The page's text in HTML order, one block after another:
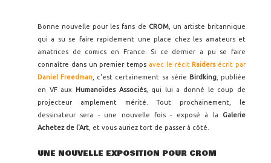
Bonne nouvelle pour les fans de CROM, un artiste britannique
qui a su se faire rapidement une place chez les amateurs et
amatrices de comics en France. Si ce dernier a pu se faire
connaître dans un premier temps avec le récitRaiders écrit par
Daniel Freedman , c'est certainement sa série Birdking, publiée
en VF aux Humanoïdes Associés, qui lui a donné le coup de
projecteur amplement mérité. Tout prochainement, le
dessinateur sera - une nouvelle fois - exposé à la Galerie
Achetez de l'Art , et vous auriez tort de passer à côté.
UNE NOUVELLE EXPOSITION POUR CROM